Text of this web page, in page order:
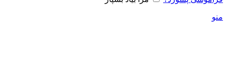
منو